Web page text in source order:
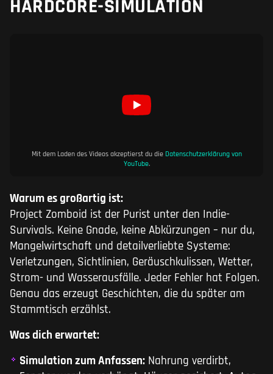
HARDCORE-SIMULATION
Mit dem Laden des Videos akzeptierst du die Datenschutzerklärung von
YouTube.
Warum es großartig ist:
Project Zomboid ist der Purist unter den Indie-
Survivals. Keine Gnade, keine Abkürzungen – nur du,
Mangelwirtschaft und detailverliebte Systeme:
Verletzungen, Sichtlinien, Geräuschkulissen, Wetter,
Strom- und Wasserausfälle. Jeder Fehler hat Folgen.
Genau das erzeugt Geschichten, die du später am
Stammtisch erzählst.
Was dich erwartet:
Simulation zum Anfassen: Nahrung verdirbt,